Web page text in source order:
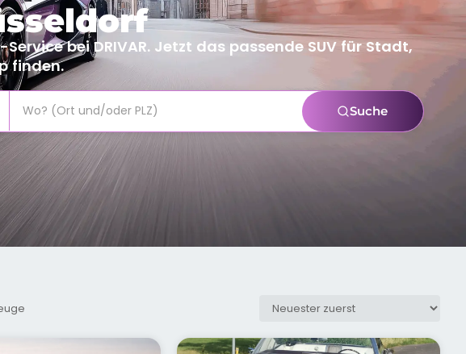
bei DRIVAR. Jetzt das passende SUV für Stadt,
finden.
Suche